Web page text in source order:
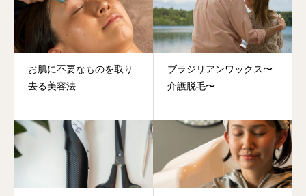
お肌に不要なものを取り
去る美容法
ブラジリアンワックス〜
介護脱毛〜